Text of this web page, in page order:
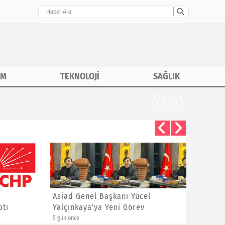
TEKNOLOJİ SAĞLIK
Asiad Genel Başkanı Yücel
Yalçınkaya'ya Yeni Görev
5 gün önce